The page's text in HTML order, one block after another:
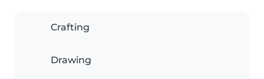
Crafting
Drawing